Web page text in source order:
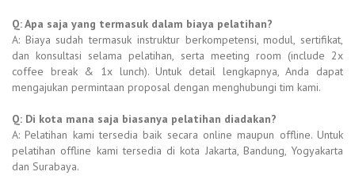
Q: Apa saja yang termasuk dalam biaya pelatihan?
A: Biaya sudah termasuk instruktur berkompetensi, modul, sertifikat,
dan konsultasi selama pelatihan, serta meeting room (include 2x
coffee break & 1x lunch). Untuk detail lengkapnya, Anda dapat
mengajukan permintaan proposal dengan menghubungi tim kami.
Q: Di kota mana saja biasanya pelatihan diadakan?
A: Pelatihan kami tersedia baik secara online maupun offline. Untuk
pelatihan offline kami tersedia di kota Jakarta, Bandung, Yogyakarta
dan Surabaya.